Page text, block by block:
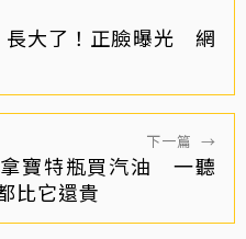
長大了！正臉曝光 網
下一篇 →
寶特瓶買汽油 一聽
比它還貴